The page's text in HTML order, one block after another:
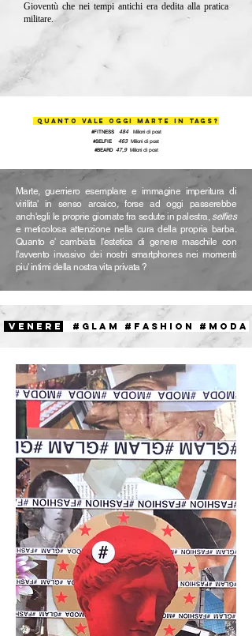
Gioventù che nei tempi antichi era dedita alla pratica
militare.
QUANTO VALE OGGI MARTE IN TAGs?
#FITNESS 484 Milioni di post
#SELFIE 463 Milioni di post
#BEARD 47,9 Milioni di post
Marte, guerriero esemplare e immagine imperitura di
virilita' in senso arcaico,forse ad oggi passerebbe
anch'egli le proprie giornate fra sedute in palestra, selfies
e meticolosa attenzione nella cura della propria barba.
Quanto e' cambiata l'estetica di genere maschile con
l'avvento invasivo dei nostri smartphones nei momenti
piu' intimi della nostra vita privata ?
VENERE #GLAM #FASHION #MODA